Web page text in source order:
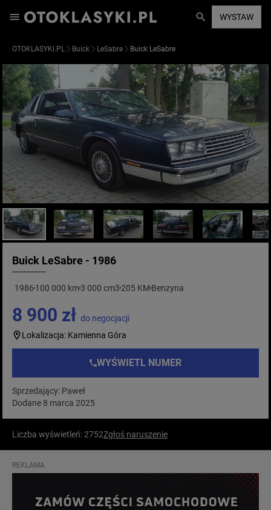
WYSTAW
OTOKLASYKI.PL Buick LeSabre Buick LeSabre
Buick LeSabre - 1986
1986 100 000 km3 000 cm3205 KM Benzyna
8 900 zł do negocjacji
Lokalizacja: Kamienna Góra
WYŚWIETL NUMER
Sprzedający: Paweł
Dodane 8 marca 2025
Liczba wyświetleń: 2752Zgłoś naruszenie
REKLAMA